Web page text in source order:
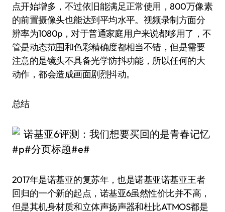
点开始增多，不过依旧能满足正常使用，800万像素
的前置摄像头也能达到平均水平。视频录制方面分
辨率为1080p，对于普通家庭用户来说都够用了，不
管是动态范围和色彩精确度都相当不错，但是需要
注意的是镜头不具备光学防抖功能，所以任何的大
动作，都会造成画面剧烈抖动。
总结
#p#分页标题#e#
2017年是诺基亚的复苏年，也是诺基亚诺基亚王者
回归的一个新的起点，诺基亚6虽然性价比并不高，
但是其机身材质和立体声扬声器和杜比ATMOS都是